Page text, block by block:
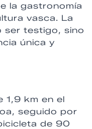
la gastronomía
vasca. La
ser testigo, sino
única y
1,9 km en el
seguido por
de 90